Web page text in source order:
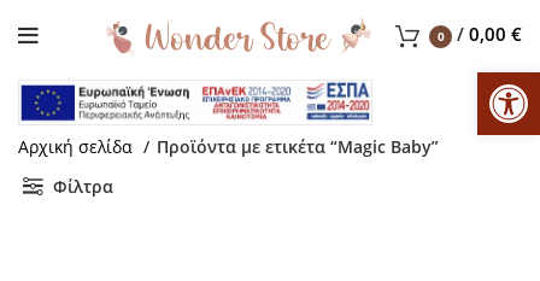
0 / 0,00 €
Αρχική σελίδα
Προϊόντα με ετικέτα “Magic Baby”
Φίλτρα